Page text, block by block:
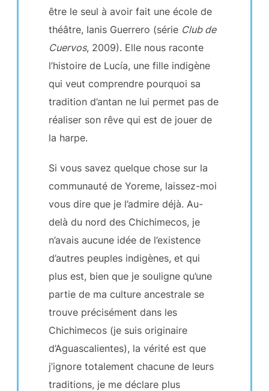
être le seul à avoir fait une école de
théâtre, Ianis Guerrero (série Club de
Cuervos, 2009). Elle nous raconte
l’histoire de Lucía, une fille indigène
qui veut comprendre pourquoi sa
tradition d’antan ne lui permet pas de
réaliser son rêve qui est de jouer de
la harpe.
Si vous savez quelque chose sur la
communauté de Yoreme, laissez-moi
vous dire que je l’admire déjà. Au-
delà du nord des Chichimecos, je
n’avais aucune idée de l’existence
d’autres peuples indigènes, et qui
plus est, bien que je souligne qu’une
partie de ma culture ancestrale se
trouve précisément dans les
Chichimecos (je suis originaire
d’Aguascalientes), la vérité est que
j’ignore totalement chacune de leurs
traditions, je me déclare plus